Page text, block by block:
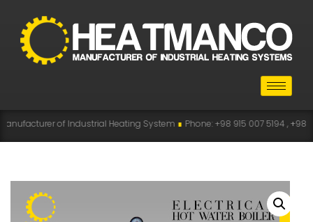
of Industrial Heating System∎Phone: +98 915 007 5194 , +98 915 112 5194∎